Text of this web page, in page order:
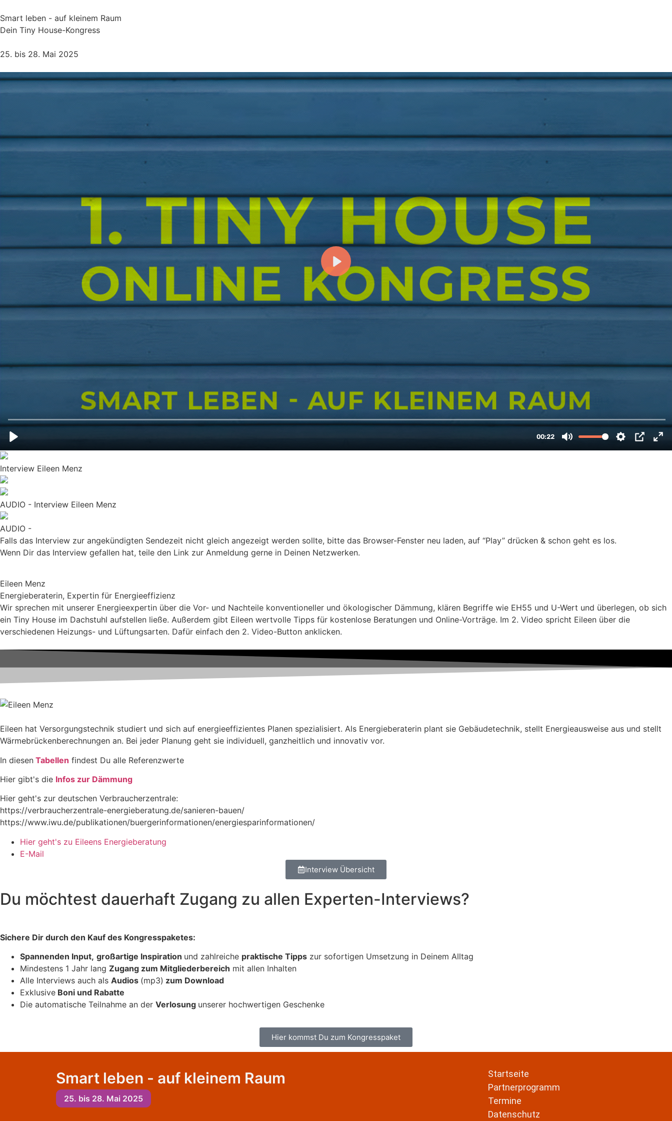
Smart leben - auf kleinem Raum
Dein Tiny House-Kongress
25. bis 28. Mai 2025​
Interview Eileen Menz
AUDIO - Interview Eileen Menz
AUDIO -
Falls das Interview zur angekündigten Sendezeit nicht gleich angezeigt werden sollte, bitte das Browser-Fenster neu laden, auf “Play” drücken & schon geht es los.
Wenn Dir das Interview gefallen hat, teile den Link zur Anmeldung gerne in Deinen Netzwerken.
Eileen Menz
Energieberaterin, Expertin für Energieeffizienz
Wir sprechen mit unserer Energieexpertin über die Vor- und Nachteile konventioneller und ökologischer Dämmung, klären Begriffe wie EH55 und U-Wert und überlegen, ob sich
ein Tiny House im Dachstuhl aufstellen ließe. Außerdem gibt Eileen wertvolle Tipps für kostenlose Beratungen und Online-Vorträge. Im 2. Video spricht Eileen über die
verschiedenen Heizungs- und Lüftungsarten. Dafür einfach den 2. Video-Button anklicken.
Eileen hat Versorgungstechnik studiert und sich auf energieeffizientes Planen spezialisiert. Als Energieberaterin plant sie Gebäudetechnik, stellt Energieausweise aus und stellt
Wärmebrückenberechnungen an. Bei jeder Planung geht sie individuell, ganzheitlich und innovativ vor.
In diesen Tabellen findest Du alle Referenzwerte
Hier gibt's die Infos zur Dämmung
Hier geht's zur deutschen Verbraucherzentrale:
https://verbraucherzentrale-energieberatung.de/sanieren-bauen/
https://www.iwu.de/publikationen/buergerinformationen/energiesparinformationen/
Hier geht's zu Eileens Energieberatung
E-Mail
Interview Übersicht
Du möchtest dauerhaft Zugang zu allen Experten-Interviews?
Sichere Dir durch den Kauf des Kongresspaketes:
Spannenden Input, großartige Inspiration und zahlreiche praktische Tipps zur sofortigen Umsetzung in Deinem Alltag
Mindestens 1 Jahr lang Zugang zum Mitgliederbereich mit allen Inhalten
Alle Interviews auch als Audios (mp3) zum Download
Exklusive Boni und Rabatte
Die automatische Teilnahme an der Verlosung unserer hochwertigen Geschenke
Hier kommst Du zum Kongresspaket
Smart leben - auf kleinem Raum
25. bis 28. Mai 2025​
Startseite
Partnerprogramm
Termine
Datenschutz